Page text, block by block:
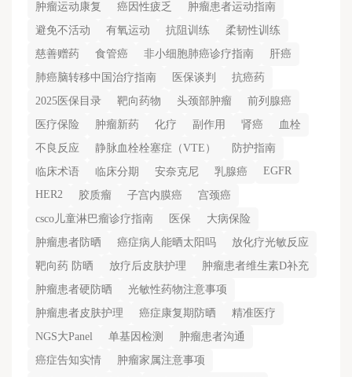
肿瘤运动康复
癌因性疲乏
肿瘤患者运动指南
避免不活动
有氧运动 抗阻训练
柔韧性训练
慈善赠药
食管癌 非小细胞肺癌诊疗指南
肝癌
肺癌脑转移中国治疗指南
医保谈判
抗癌药
2025医保目录
靶向药物 头颈部肿瘤
前列腺癌
医疗保险
肿瘤新药 化疗 副作用 肾癌
血栓
不良反应
静脉血栓栓塞症（VTE）
防护指南
临床术语
临床分期 安奈克尼 乳腺癌
EGFR
HER2
胶质瘤 子宫内膜癌
宫颈癌
csco儿童淋巴瘤诊疗指南
医保
大病保险
肿瘤患者防晒
癌症病人能晒太阳吗
放化疗光敏反应
靶向药 防晒
放疗后皮肤护理
肿瘤患者维生素D补充
肿瘤患者硬防晒
光敏性药物注意事项
肿瘤患者皮肤护理
癌症康复期防晒
精准医疗
NGS大Panel
单基因检测
肿瘤患者沟通
癌症告知实情
肿瘤家属注意事项